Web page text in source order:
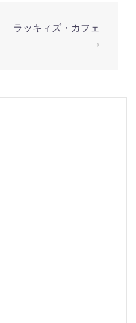
ラッキィズ・カフェ
⟶